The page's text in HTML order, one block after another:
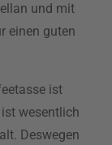
und mit
einen guten
ist
wesentlich
Deswegen